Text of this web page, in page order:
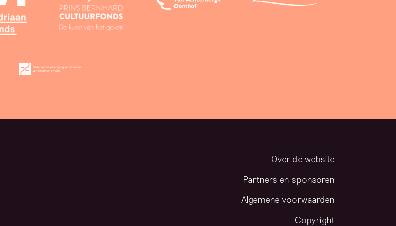
Over de website
Partners en sponsoren
Algemene voorwaarden
Copyright